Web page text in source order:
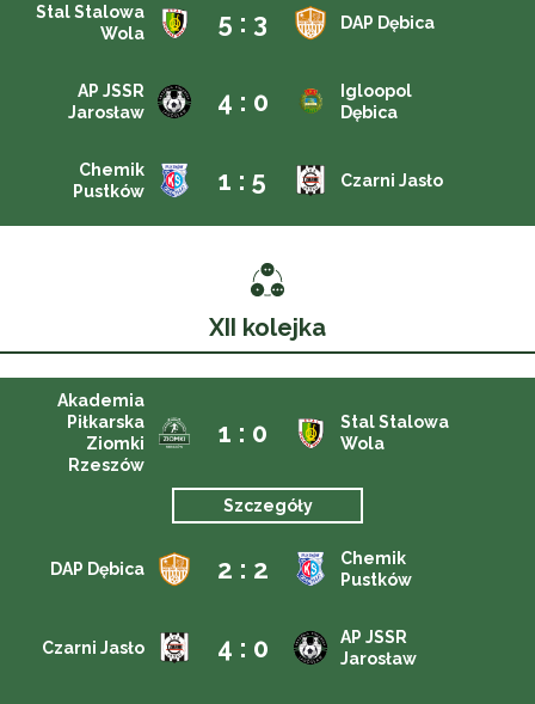
Stal Stalowa
Wola
5 : 3 DAP Dębica
AP JSSR
Jarosław
4 : 0
Igloopol
Dębica
Chemik
Pustków
1 : 5 Czarni Jasło
XII kolejka
Akademia
Piłkarska
Ziomki
Rzeszów
1 : 0
Stal Stalowa
Wola
Szczegóły
DAP Dębica 2 : 2
Chemik
Pustków
Czarni Jasło 4 : 0
AP JSSR
Jarosław